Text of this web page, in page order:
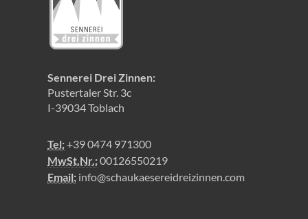
Sennerei Drei Zinnen:
Pustertaler Str. 3c
I-39034 Toblach
Tel:+39 0474 971300
MwSt.Nr.:00126550219
Email: info@schaukaesereidreizinnen.com